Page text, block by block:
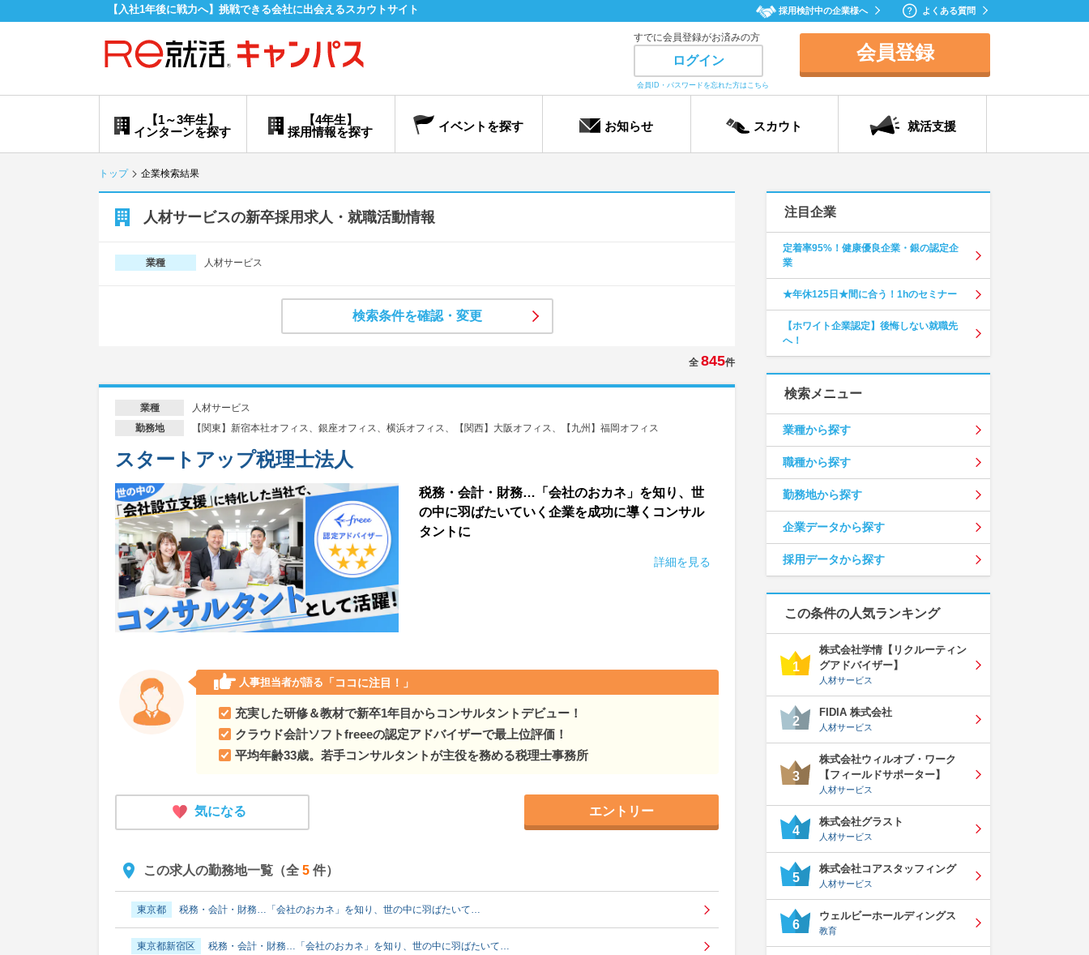
【入社1年後に戦力へ】挑戦できる会社に出会えるスカウトサイト 採用検討中の企業様へ よくある質問
すでに会員登録がお済みの方
ログイン
会員ID・パスワードを忘れた方はこちら
会員登録
【4年生】
採用情報を探す
【1～3年生】
インターンを探す
イベントを探す お知らせ スカウト 就活支援
トップ 企業検索結果
人材サービスの新卒採用求人・就職活動情報
業種 人材サービス
検索条件を確認・変更
全 845件
業種 人材サービス
勤務地 【関東】新宿本社オフィス、銀座オフィス、横浜オフィス、【関西】大阪オフィス、【九州】福岡オフィス
スタートアップ税理士法人
税務・会計・財務…「会社のおカネ」を知り、世
の中に羽ばたいていく企業を成功に導くコンサル
タントに
詳細を見る
人事担当者が語る 「ココに注目！」
充実した研修＆教材で新卒1年目からコンサルタントデビュー！
クラウド会計ソフトfreeeの認定アドバイザーで最上位評価！
平均年齢33歳。若手コンサルタントが主役を務める税理士事務所
気になる エントリー
この求人の勤務地一覧（全 5 件）
東京都 税務・会計・財務…「会社のおカネ」を知り、世の中に羽ばたいて…
東京都新宿区 税務・会計・財務…「会社のおカネ」を知り、世の中に羽ばたいて…
注目企業
定着率95%！健康優良企業・銀の認定企
業
★年休125日★間に合う！1hのセミナー
【ホワイト企業認定】後悔しない就職先
へ！
検索メニュー
業種から探す
職種から探す
勤務地から探す
企業データから探す
採用データから探す
この条件の人気ランキング
1
株式会社学情【リクルーティン
グアドバイザー】
人材サービス
2
FIDIA 株式会社
人材サービス
3
株式会社ウィルオブ・ワーク
【フィールドサポーター】
人材サービス
4
株式会社グラスト
人材サービス
5
株式会社コアスタッフィング
人材サービス
6
ウェルビーホールディングス
教育